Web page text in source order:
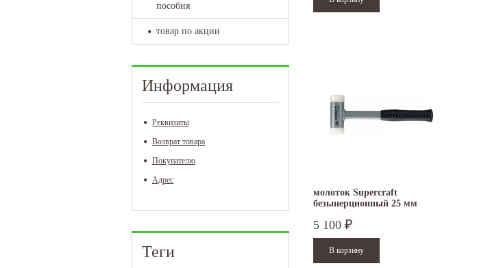
пособия
товар по акции
Информация
Реквизиты
Возврат товара
Покупателю
Адрес
Теги
молоток Supercraft
безынерционный 25 мм
5 100 ₽